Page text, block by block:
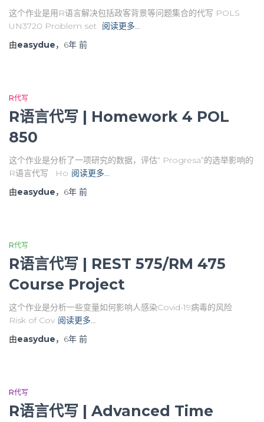
这个作业是用R语言解决包括政客背景等问题集合的代写 POLS
UN3720 Problem set 阅读更多…
由easydue， 6年 前
R代写
R语言代写 | Homework 4 POL
850
这个作业是分析了一项研究的数据，评估“ Progresa”的选举影响的
R语言代写 Ho 阅读更多…
由easydue， 6年 前
R代写
R语言代写 | REST 575/RM 475
Course Project
这个作业是分析一些变量如何影响人感染Covid-19病毒的风险
Risk of Cov 阅读更多…
由easydue， 6年 前
R代写
R语言代写 | Advanced Time